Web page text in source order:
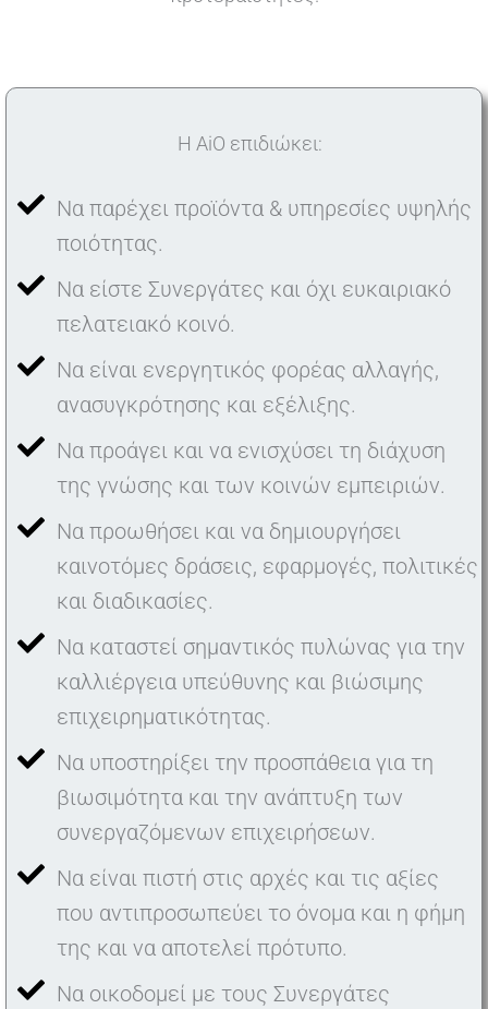
Η AiO επιδιώκει:
Να παρέχει προϊόντα & υπηρεσίες υψηλής
ποιότητας.
Να είστε Συνεργάτες και όχι ευκαιριακό
πελατειακό κοινό.
Να είναι ενεργητικός φορέας αλλαγής,
ανασυγκρότησης και εξέλιξης.
Να προάγει και να ενισχύσει τη διάχυση
της γνώσης και των κοινών εμπειριών.
Να προωθήσει και να δημιουργήσει
καινοτόμες δράσεις, εφαρμογές, πολιτικές
και διαδικασίες.
Να καταστεί σημαντικός πυλώνας για την
καλλιέργεια υπεύθυνης και βιώσιμης
επιχειρηματικότητας.
Να υποστηρίξει την προσπάθεια για τη
βιωσιμότητα και την ανάπτυξη των
συνεργαζόμενων επιχειρήσεων.
Να είναι πιστή στις αρχές και τις αξίες
που αντιπροσωπεύει το όνομα και η φήμη
της και να αποτελεί πρότυπο.
Να οικοδομεί με τους Συνεργάτες